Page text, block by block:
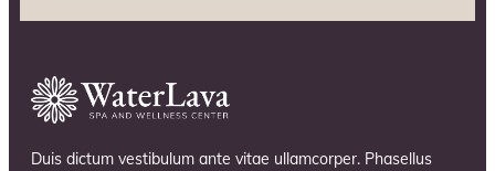
Duis dictum vestibulum ante vitae ullamcorper. Phasellus